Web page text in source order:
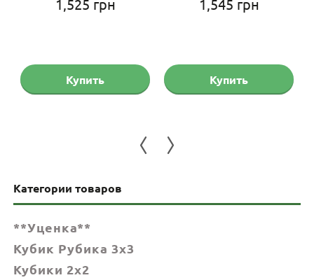
1,525 грн
Купить
1,545 грн
Купить
Категории товаров
**Уценка**
Кубик Рубика 3x3
Кубики 2x2